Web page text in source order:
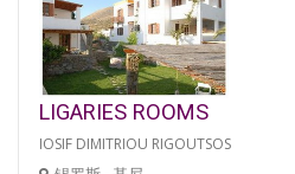
LIGARIES ROOMS
IOSIF DIMITRIOU RIGOUTSOS